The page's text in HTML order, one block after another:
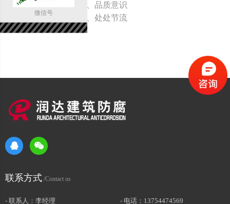
员工理念： 危机意识、品质意识
财务目标： 人人开源、处处节流
联系方式 /Contact us
- 联系人：李经理 - 电话：13754474569
微信号